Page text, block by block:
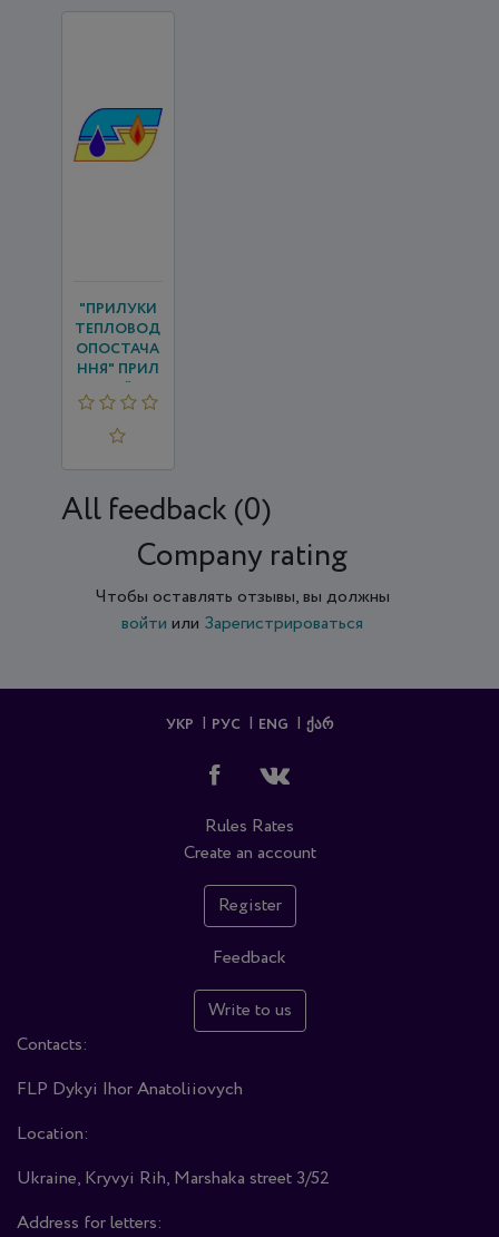
"ПРИЛУКИ
ТЕПЛОВОД
ОПОСТАЧА
ННЯ" ПРИЛ
УЦЬКОЇ МІС
ЬКОЇ РАДИ
ЧЕРНІГІ...
All feedback (0)
Company rating
Чтобы оставлять отзывы, вы должны
войти или Зарегистрироваться
УКР РУС ENG ᲥᲐᲠ
Rules Rates
Create an account
Register
Feedback
Write to us
Contacts:
FLP Dykyi Ihor Anatoliiovych
Location:
Ukraine, Kryvyi Rih, Marshaka street 3/52
Address for letters: